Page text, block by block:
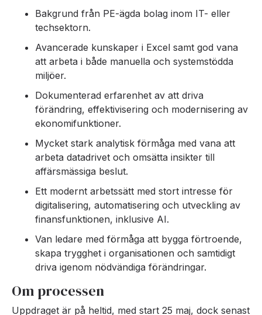
Bakgrund från PE-ägda bolag inom IT- eller
techsektorn.
Avancerade kunskaper i Excel samt god vana
att arbeta i både manuella och systemstödda
miljöer.
Dokumenterad erfarenhet av att driva
förändring, effektivisering och modernisering av
ekonomifunktioner.
Mycket stark analytisk förmåga med vana att
arbeta datadrivet och omsätta insikter till
affärsmässiga beslut.
Ett modernt arbetssätt med stort intresse för
digitalisering, automatisering och utveckling av
finansfunktionen, inklusive AI.
Van ledare med förmåga att bygga förtroende,
skapa trygghet i organisationen och samtidigt
driva igenom nödvändiga förändringar.
Om processen
Uppdraget är på heltid, med start 25 maj, dock senast